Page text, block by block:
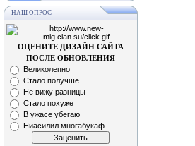
НАШ ОПРОС
ОЦЕНИТЕ ДИЗАЙН САЙТА
ПОСЛЕ ОБНОВЛЕНИЯ
Великолепно
Стало получше
Не вижу разницы
Стало похуже
В ужасе убегаю
Ниасилил многабукаф